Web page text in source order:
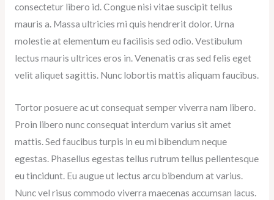
consectetur libero id. Congue nisi vitae suscipit tellus
mauris a. Massa ultricies mi quis hendrerit dolor. Urna
molestie at elementum eu facilisis sed odio. Vestibulum
lectus mauris ultrices eros in. Venenatis cras sed felis eget
velit aliquet sagittis. Nunc lobortis mattis aliquam faucibus.
Tortor posuere ac ut consequat semper viverra nam libero.
Proin libero nunc consequat interdum varius sit amet
mattis. Sed faucibus turpis in eu mi bibendum neque
egestas. Phasellus egestas tellus rutrum tellus pellentesque
eu tincidunt. Eu augue ut lectus arcu bibendum at varius.
Nunc vel risus commodo viverra maecenas accumsan lacus.